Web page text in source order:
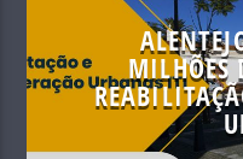
MILHÕES